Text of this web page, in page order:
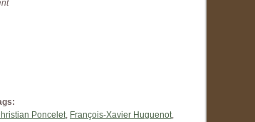
Poncelet, François-Xavier Huguenot,